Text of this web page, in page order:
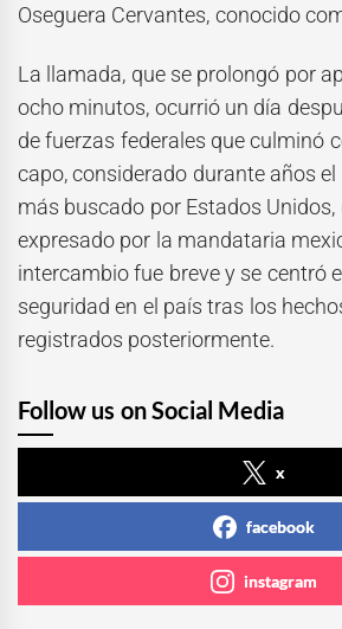
Oseguera Cervantes, conocido
La llamada, que se prolongó por
ocho minutos, ocurrió un día
de fuerzas federales que culminó
capo, considerado durante años
más buscado por Estados Unidos,
expresado por la mandataria
intercambio fue breve y se centró
seguridad en el país tras los
registrados posteriormente.
Follow us on Social Media
x
facebook
instagram